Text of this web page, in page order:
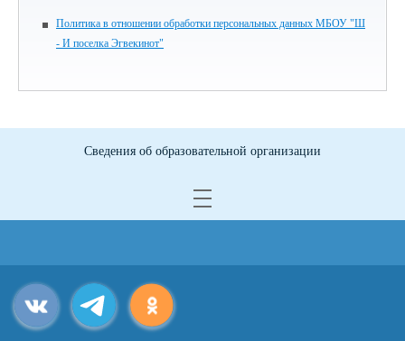
Политика в отношении обработки персональных данных МБОУ "Ш
- И поселка Эгвекинот"
Сведения об образовательной организации